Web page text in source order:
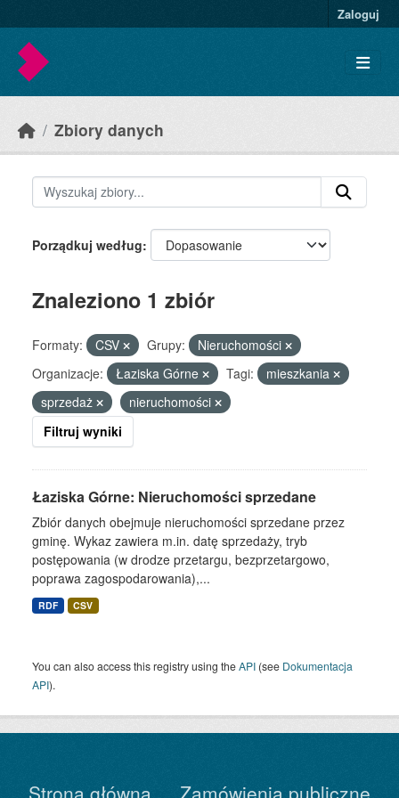
Zaloguj
Zbiory danych
Porządkuj według
Znaleziono 1 zbiór
Formaty: CSV Grupy:
Nieruchomości
Organizacje:
Łaziska Górne Tagi:
mieszkania
sprzedaż
nieruchomości
Filtruj wyniki
Łaziska Górne: Nieruchomości sprzedane
Zbiór danych obejmuje nieruchomości sprzedane przez
gminę. Wykaz zawiera m.in. datę sprzedaży, tryb
postępowania (w drodze przetargu, bezprzetargowo,
poprawa zagospodarowania),...
RDF CSV
You can also access this registry using theAPI (see Dokumentacja
API).
Strona główna Zamówienia publiczne